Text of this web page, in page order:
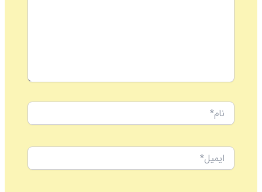
نام*
ایمیل*